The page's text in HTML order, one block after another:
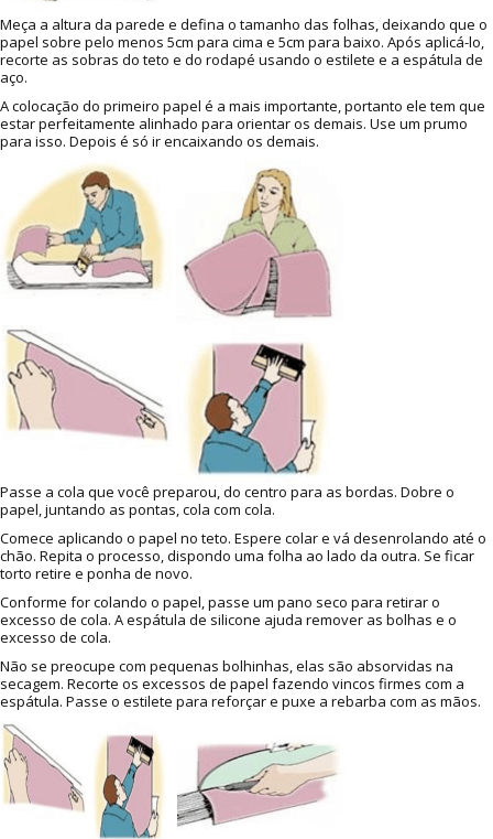
Meça a altura da parede e defina o tamanho das folhas, deixando que o
papel sobre pelo menos 5cm para cima e 5cm para baixo. Após aplicá-lo,
recorte as sobras do teto e do rodapé usando o estilete e a espátula de
aço.
A colocação do primeiro papel é a mais importante, portanto ele tem que
estar perfeitamente alinhado para orientar os demais. Use um prumo
para isso. Depois é só ir encaixando os demais.
Passe a cola que você preparou, do centro para as bordas. Dobre o
papel, juntando as pontas, cola com cola.
Comece aplicando o papel no teto. Espere colar e vá desenrolando até o
chão. Repita o processo, dispondo uma folha ao lado da outra. Se ficar
torto retire e ponha de novo.
Conforme for colando o papel, passe um pano seco para retirar o
excesso de cola. A espátula de silicone ajuda remover as bolhas e o
excesso de cola.
Não se preocupe com pequenas bolhinhas, elas são absorvidas na
secagem. Recorte os excessos de papel fazendo vincos firmes com a
espátula. Passe o estilete para reforçar e puxe a rebarba com as mãos.